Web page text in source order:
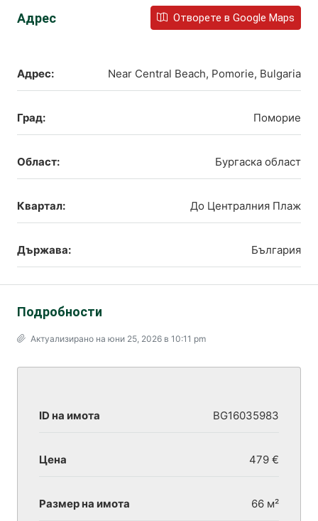
Адрес Отворете в Google Maps
Адрес: Near Central Beach, Pomorie, Bulgaria
Град: Поморие
Област: Бургаска област
Квартал: До Централния Плаж
Държава: България
Подробности
Актуализирано на юни 25, 2026 в 10:11 pm
ID на имота BG16035983
Цена 479 €
Размер на имота 66 м²